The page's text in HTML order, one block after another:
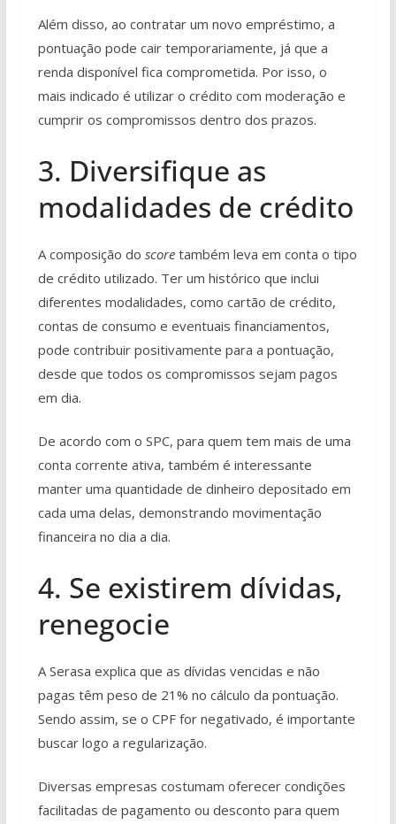
Além disso, ao contratar um novo empréstimo, a
pontuação pode cair temporariamente, já que a
renda disponível fica comprometida. Por isso, o
mais indicado é utilizar o crédito com moderação e
cumprir os compromissos dentro dos prazos.
3. Diversifique as
modalidades de crédito
A composição do scoretambém leva em conta o tipo
de crédito utilizado. Ter um histórico que inclui
diferentes modalidades, como cartão de crédito,
contas de consumo e eventuais financiamentos,
pode contribuir positivamente para a pontuação,
desde que todos os compromissos sejam pagos
em dia.
De acordo com o SPC, para quem tem mais de uma
conta corrente ativa, também é interessante
manter uma quantidade de dinheiro depositado em
cada uma delas, demonstrando movimentação
financeira no dia a dia.
4. Se existirem dívidas,
renegocie
A Serasa explica que as dívidas vencidas e não
pagas têm peso de 21% no cálculo da pontuação.
Sendo assim, se o CPF for negativado, é importante
buscar logo a regularização.
Diversas empresas costumam oferecer condições
facilitadas de pagamento ou desconto para quem